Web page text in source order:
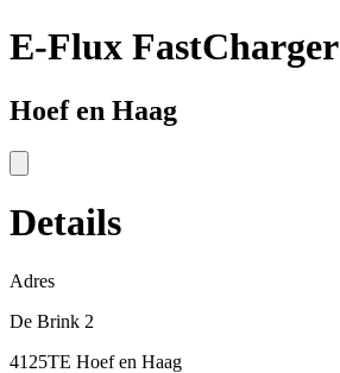
E-Flux FastCharger
Hoef en Haag
Details
Adres
De Brink 2
4125TE Hoef en Haag